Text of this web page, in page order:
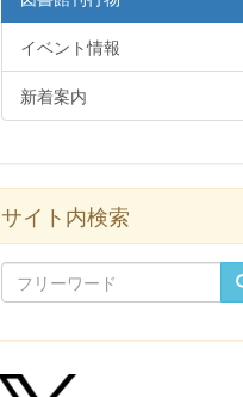
イベント情報
新着案内
サイト内検索